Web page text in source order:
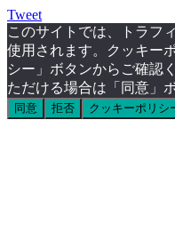
Tweet
このサイトでは、トラフ
使用されます。クッキー
シー」ボタンからご確認
ただける場合は「同意」
同意 拒否 クッキーポリシ